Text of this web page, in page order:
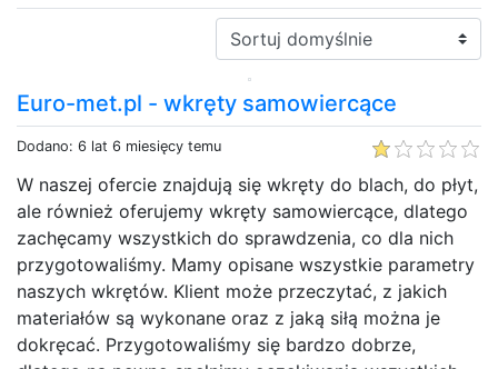
Sortuj:
Euro-met.pl - wkręty samowiercące
Dodano: 6 lat 6 miesięcy temu
W naszej ofercie znajdują się wkręty do blach, do płyt,
ale również oferujemy wkręty samowiercące, dlatego
zachęcamy wszystkich do sprawdzenia, co dla nich
przygotowaliśmy. Mamy opisane wszystkie parametry
naszych wkrętów. Klient może przeczytać, z jakich
materiałów są wykonane oraz z jaką siłą można je
dokręcać. Przygotowaliśmy się bardzo dobrze,